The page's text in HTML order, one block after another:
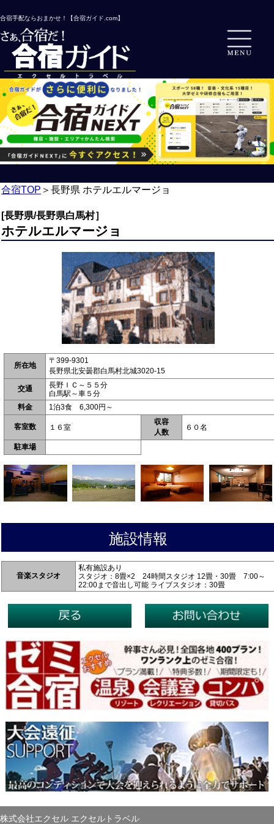
合宿手配ならおまかせ！【合宿ガイド.com】
合宿TOP ＞ 長野県 ホテルエルマージョ
[長野県/長野県白馬村］
ホテルエルマージョ
所在地
〒399-9301
長野県北安曇郡白馬村北城3020-15
交通
長野ＩＣ～５５分
白馬駅～車５分
料金
1泊3食 6,300円～
客室数 １６室
収容
人数
６０名
駐車場
施設情報
音楽スタジオ
私有施設あり
スタジオ：8畳×2 24時間スタジオ 12畳・30畳 7:00～
22:00まで音出し可能 ライブスタジオ：30畳
株式会社エクセル エクセルトラベル